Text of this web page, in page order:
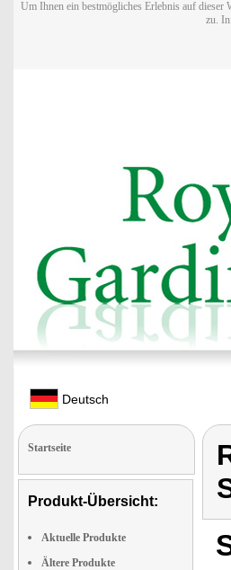
Um Ihnen ein bestmögliches Erlebnis auf
zu.
Deutsch
Startseite
Produkt-Übersicht:
Aktuelle Produkte
Ältere Produkte